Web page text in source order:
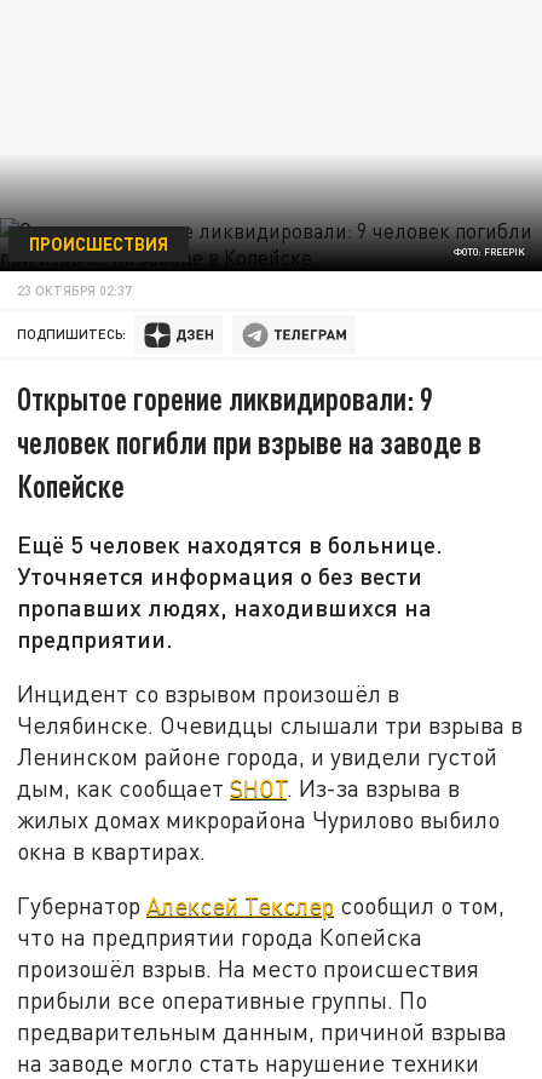
ФОТО: FREEPIK
ПРОИСШЕСТВИЯ
23 ОКТЯБРЯ 02:37
ПОДПИШИТЕСЬ:
Открытое горение ликвидировали: 9
человек погибли при взрыве на заводе в
Копейске
Ещё 5 человек находятся в больнице.
Уточняется информация о без вести
пропавших людях, находившихся на
предприятии.
Инцидент со взрывом произошёл в
Челябинске. Очевидцы слышали три взрыва в
Ленинском районе города, и увидели густой
дым, как сообщаетSHOT. Из-за взрыва в
жилых домах микрорайона Чурилово выбило
окна в квартирах.
ГубернаторАлексей Текслер сообщил о том,
что на предприятии города Копейска
произошёл взрыв. На место происшествия
прибыли все оперативные группы. По
предварительным данным, причиной взрыва
на заводе могло стать нарушение техники